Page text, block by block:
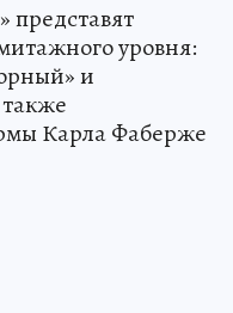
представят
уровня:
и
Карла Фаберже